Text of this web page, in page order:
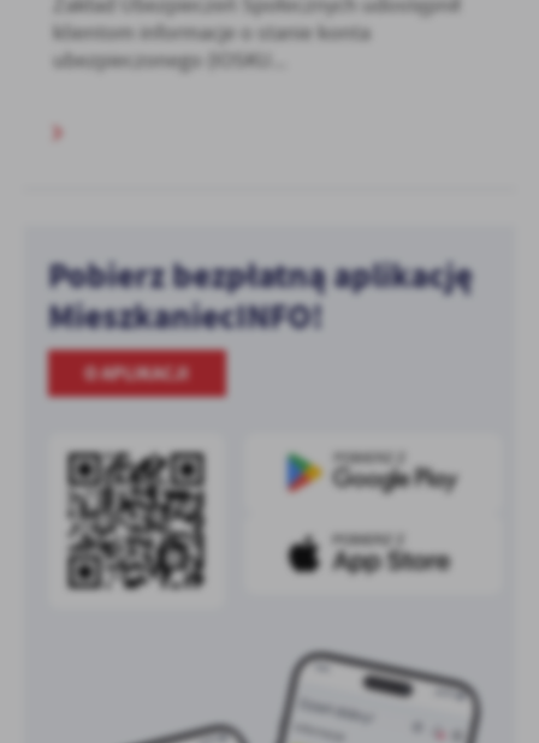
Zakład Ubezpieczeń Społecznych udostępnił
klientom informacje o stanie konta
ubezpieczonego (IOSKU...
Pobierz bezpłatną aplikację
MieszkaniecINFO!
O APLIKACJI